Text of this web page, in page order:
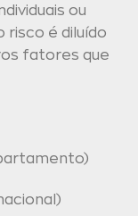
ou
risco é diluído
fatores que